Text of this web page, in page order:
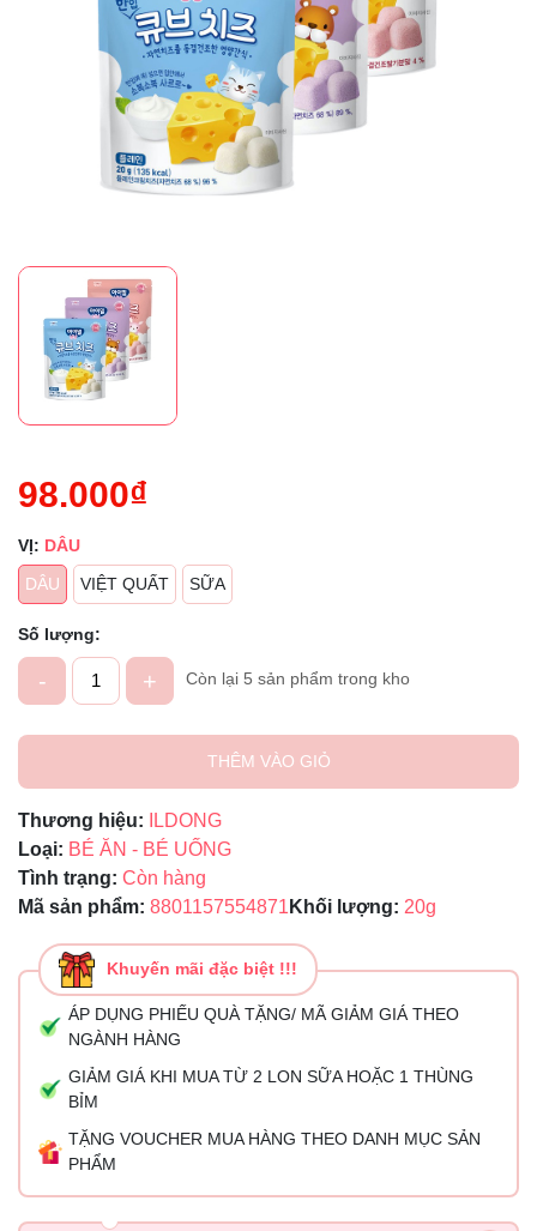
98.000₫
VỊ: DÂU
DÂU
VIỆT QUẤT SỮA
Số lượng:
- + Còn lại 5 sản phẩm trong kho
THÊM VÀO GIỎ
Thương hiệu:
ILDONG
Loại: BÉ ĂN - BÉ UỐNG
Tình trạng: Còn hàng
Mã sản phẩm: 8801157554871 Khối lượng: 20g
Khuyến mãi đặc biệt !!!
ÁP DỤNG PHIẾU QUÀ TẶNG/ MÃ GIẢM GIÁ THEO
NGÀNH HÀNG
GIẢM GIÁ KHI MUA TỪ 2 LON SỮA HOẶC 1 THÙNG
BỈM
TẶNG VOUCHER MUA HÀNG THEO DANH MỤC SẢN
PHẨM